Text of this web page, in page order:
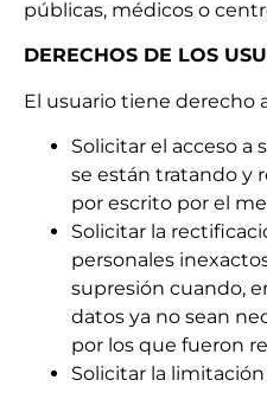
públicas, médicos o
DERECHOS DE LOS
El usuario tiene derecho
Solicitar el acceso a
se están tratando y
por escrito por el
Solicitar la
personales
supresión cuando,
datos ya no sean
por los que fueron
Solicitar la